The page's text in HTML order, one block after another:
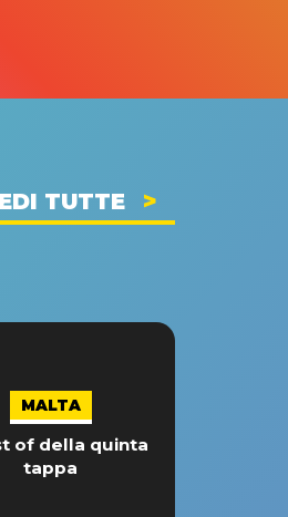
TUTTE
MALTA
of della quinta
tappa